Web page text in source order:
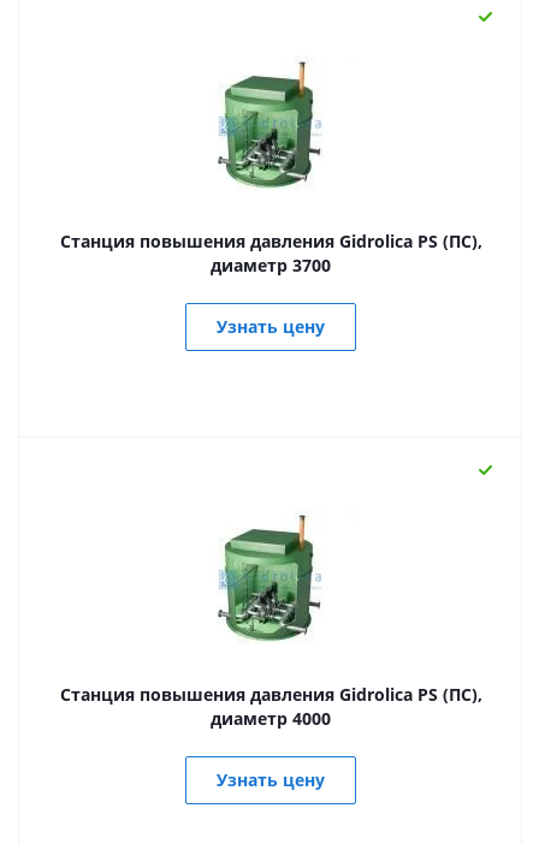
Станция повышения давления Gidrolica PS (ПС),
диаметр 3700
Узнать цену
Станция повышения давления Gidrolica PS (ПС),
диаметр 4000
Узнать цену